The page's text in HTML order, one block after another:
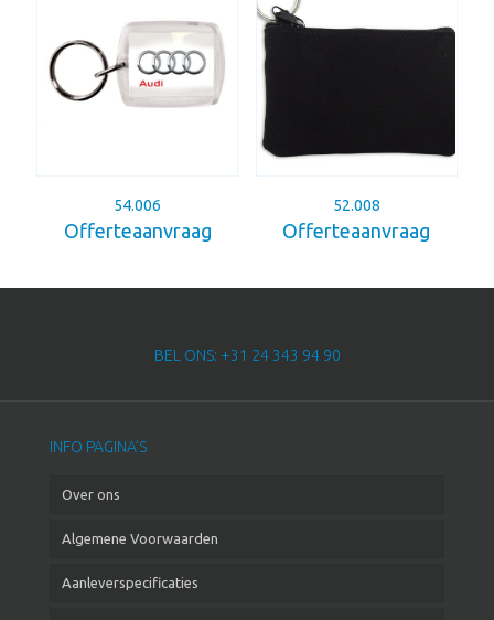
54.006
Offerteaanvraag
52.008
Offerteaanvraag
BEL ONS: +31 24 343 94 90
INFO PAGINA’S
Over ons
Algemene Voorwaarden
Aanleverspecificaties